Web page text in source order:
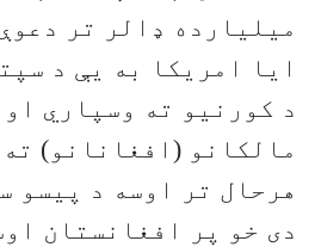
ميليارده ډالر تر
ايا امريکا به یې د
د کورنيو ته وسپاري
مالکانو (افغانانو)
هرحال تر اوسه د پيسو
دی خو پر افغانستان